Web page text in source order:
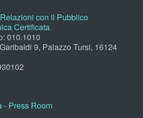
con il Pubblico
Certificata
010.1010
9, Palazzo Tursi, 16124
- Press Room